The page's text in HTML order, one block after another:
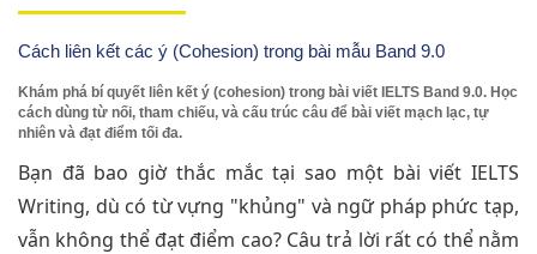
Cách liên kết các ý (Cohesion) trong bài mẫu Band 9.0
Khám phá bí quyết liên kết ý (cohesion) trong bài viết IELTS Band 9.0. Học
cách dùng từ nối, tham chiếu, và cấu trúc câu để bài viết mạch lạc, tự
nhiên và đạt điểm tối đa.
Bạn đã bao giờ thắc mắc tại sao một bài viết IELTS
Writing, dù có từ vựng "khủng" và ngữ pháp phức tạp,
vẫn không thể đạt điểm cao? Câu trả lời rất có thể nằm